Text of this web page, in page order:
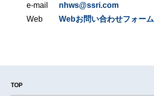
e-mail
nhws@ssri.com
Web
Webお問い合わせフォーム
TOP